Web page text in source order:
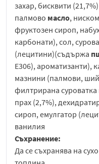
захар, бисквити
палмово масло,
фруктозен сироп,
карбонати), сол,
(лецитини)(съдържа
Е306), ароматизанти),
мазнини (палмови,
филтрирана
прах (2,7%),
сироп, емулгатор
ванилия
Съхранение:
Да се съхранява на